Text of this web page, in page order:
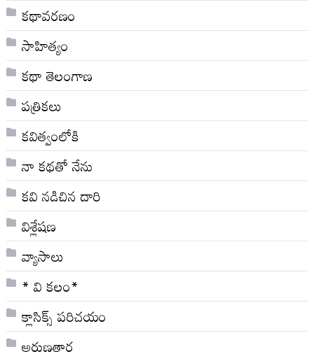
కథావరణం
సాహిత్యం
కథా తెలంగాణ
పత్రికలు
కవిత్వంలోకి
నా క‌థ‌తో నేను
కవి నడిచిన దారి
విశ్లేషణ
వ్యాసాలు
* వి క‌లం*
క్లాసిక్స్ ప‌రిచ‌యం
అరుణతార